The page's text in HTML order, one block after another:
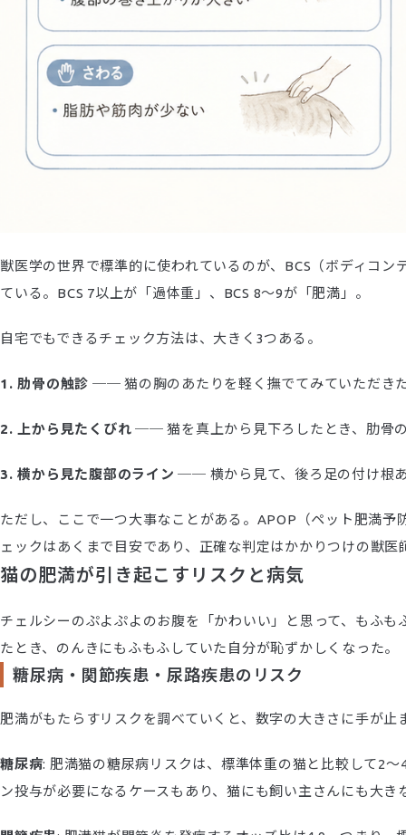
獣医学の世界で標準的に使われているのが、BCS（ボディコ
ている。BCS 7以上が「過体重」、BCS 8〜9が「肥満」。
自宅でもできるチェック方法は、大きく3つある。
1. 肋骨の触診 ── 猫の胸のあたりを軽く撫でてみていただき
2. 上から見たくびれ ── 猫を真上から見下ろしたとき、肋骨
3. 横から見た腹部のライン ── 横から見て、後ろ足の付け根
ただし、ここで一つ大事なことがある。APOP（ペット肥満
ェックはあくまで目安であり、正確な判定はかかりつけの獣
猫の肥満が引き起こすリスクと病気
チェルシーのぷよぷよのお腹を「かわいい」と思って、もふ
たとき、のんきにもふもふしていた自分が恥ずかしくなった。
糖尿病・関節疾患・尿路疾患のリスク
肥満がもたらすリスクを調べていくと、数字の大きさに手が止
糖尿病: 肥満猫の糖尿病リスクは、標準体重の猫と比較して2
ン投与が必要になるケースもあり、猫にも飼い主さんにも大き